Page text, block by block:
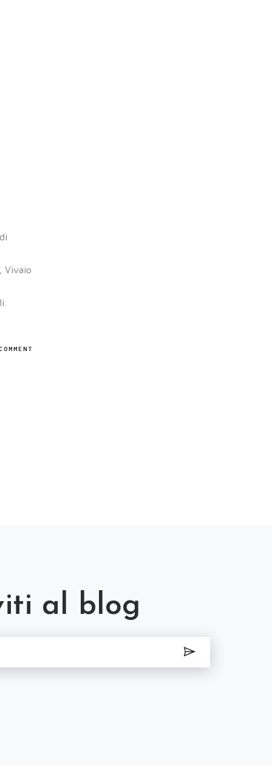
Vivaio
al blog